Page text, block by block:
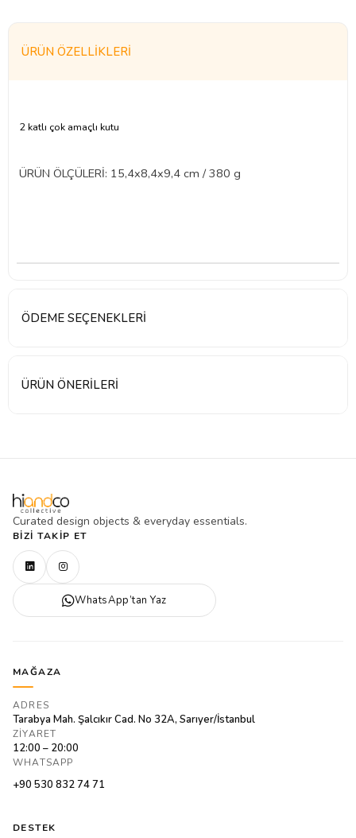
ÜRÜN ÖZELLIKLERI
2 katlı çok amaçlı kutu
ÜRÜN ÖLÇÜLERİ: 15,4x8,4x9,4 cm / 380 g
ÖDEME SEÇENEKLERI
ÜRÜN ÖNERILERI
Curated design objects & everyday essentials.
BIZI TAKIP ET
WhatsApp’tan Yaz
MAĞAZA
ADRES
Tarabya Mah. Şalcıkır Cad. No 32A, Sarıyer/İstanbul
ZIYARET
12:00 – 20:00
WHATSAPP
+90 530 832 74 71
DESTEK